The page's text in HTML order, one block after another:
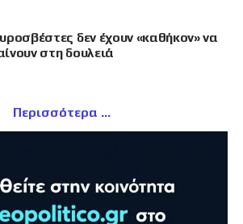
δεν έχουν «καθήκον» να
στη δουλειά
Περισσότερα